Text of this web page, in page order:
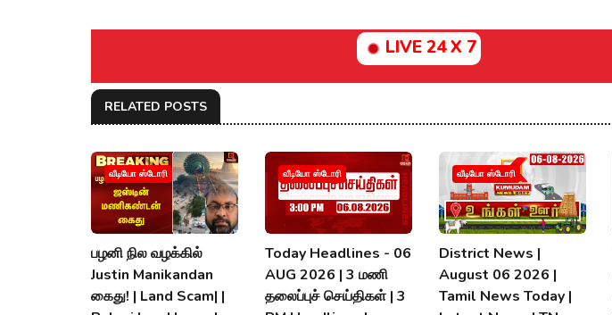
LIVE 24 X 7
RELATED POSTS
வீடியோ ஸ்டோரி
பழனி நில வழக்கில்
Justin Manikandan
கைது! | Land Scam| |
வீடியோ ஸ்டோரி
Today Headlines - 06
AUG 2026 | 3 மணி
தலைப்புச் செய்திகள் | 3
வீடியோ ஸ்டோரி
District News |
August 06 2026 |
Tamil News Today |